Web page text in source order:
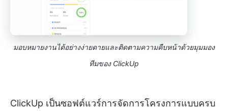
มอบหมายงานได้อย่างง่ายดายและติดตามความคืบหน้าด้วยมุมมอง
ทีมของ ClickUp
ClickUp เป็นซอฟต์แวร์การจัดการโครงการแบบครบ